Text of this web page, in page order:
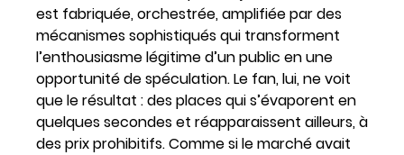
est fabriquée, orchestrée, amplifiée par des
mécanismes sophistiqués qui transforment
l’enthousiasme légitime d’un public en une
opportunité de spéculation. Le fan, lui, ne voit
que le résultat : des places qui s’évaporent en
quelques secondes et réapparaissent ailleurs, à
des prix prohibitifs. Comme si le marché avait